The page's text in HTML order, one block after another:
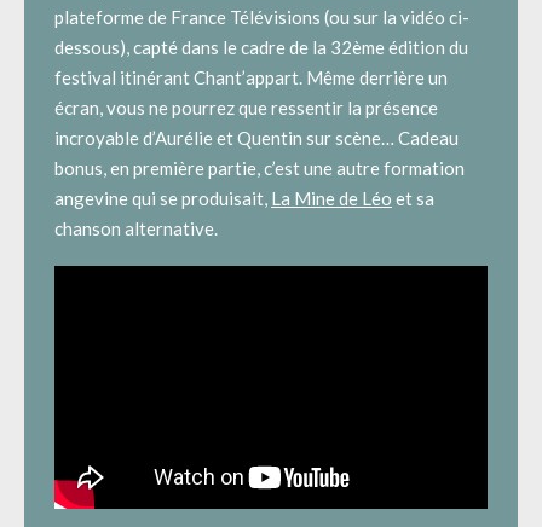
plateforme de France Télévisions (ou sur la vidéo ci-
dessous), capté dans le cadre de la 32ème édition du
festival itinérant Chant’appart. Même derrière un
écran, vous ne pourrez que ressentir la présence
incroyable d’Aurélie et Quentin sur scène… Cadeau
bonus, en première partie, c’est une autre formation
angevine qui se produisait, La Mine de Léo et sa
chanson alternative.